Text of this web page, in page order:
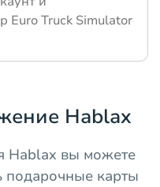
Euro Truck Simulator
Hablax
вы можете
подарочные карты